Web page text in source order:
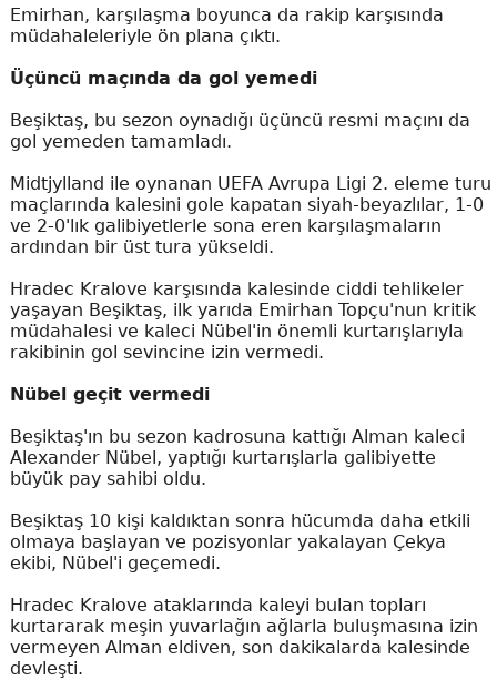
Emirhan, karşılaşma boyunca da rakip karşısında
müdahaleleriyle ön plana çıktı.
Üçüncü maçında da gol yemedi
Beşiktaş, bu sezon oynadığı üçüncü resmi maçını da
gol yemeden tamamladı.
Midtjylland ile oynanan UEFA Avrupa Ligi 2. eleme turu
maçlarında kalesini gole kapatan siyah-beyazlılar, 1-0
ve 2-0'lık galibiyetlerle sona eren karşılaşmaların
ardından bir üst tura yükseldi.
Hradec Kralove karşısında kalesinde ciddi tehlikeler
yaşayan Beşiktaş, ilk yarıda Emirhan Topçu'nun kritik
müdahalesi ve kaleci Nübel'in önemli kurtarışlarıyla
rakibinin gol sevincine izin vermedi.
Nübel geçit vermedi
Beşiktaş'ın bu sezon kadrosuna kattığı Alman kaleci
Alexander Nübel, yaptığı kurtarışlarla galibiyette
büyük pay sahibi oldu.
Beşiktaş 10 kişi kaldıktan sonra hücumda daha etkili
olmaya başlayan ve pozisyonlar yakalayan Çekya
ekibi, Nübel'i geçemedi.
Hradec Kralove ataklarında kaleyi bulan topları
kurtararak meşin yuvarlağın ağlarla buluşmasına izin
vermeyen Alman eldiven, son dakikalarda kalesinde
devleşti.